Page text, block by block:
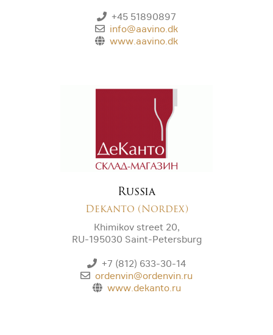
+45 51890897
info@aavino.dk
www.aavino.dk
Russia
Dekanto (Nordex)
Khimikov street 20,
RU-195030 Saint-Petersburg
+7 (812) 633-30-14
ordenvin@ordenvin.ru
www.dekanto.ru